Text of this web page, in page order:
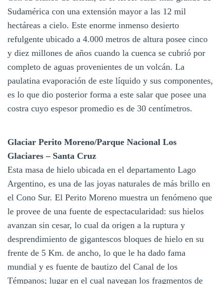
Sudamérica con una extensión mayor a las 12 mil
hectáreas a cielo. Este enorme inmenso desierto
refulgente ubicado a 4.000 metros de altura posee cinco
y diez millones de años cuando la cuenca se cubrió por
completo de aguas provenientes de un volcán. La
paulatina evaporación de este líquido y sus componentes,
es lo que dio posterior forma a este salar que posee una
costra cuyo espesor promedio es de 30 centímetros.
Glaciar Perito Moreno/Parque Nacional Los
Glaciares – Santa Cruz
Esta masa de hielo ubicada en el departamento Lago
Argentino, es una de las joyas naturales de más brillo en
el Cono Sur. El Perito Moreno muestra un fenómeno que
le provee de una fuente de espectacularidad: sus hielos
avanzan sin cesar, lo cual da origen a la ruptura y
desprendimiento de gigantescos bloques de hielo en su
frente de 5 Km. de ancho, lo que le ha dado fama
mundial y es fuente de bautizo del Canal de los
Témpanos; lugar en el cual navegan los fragmentos de